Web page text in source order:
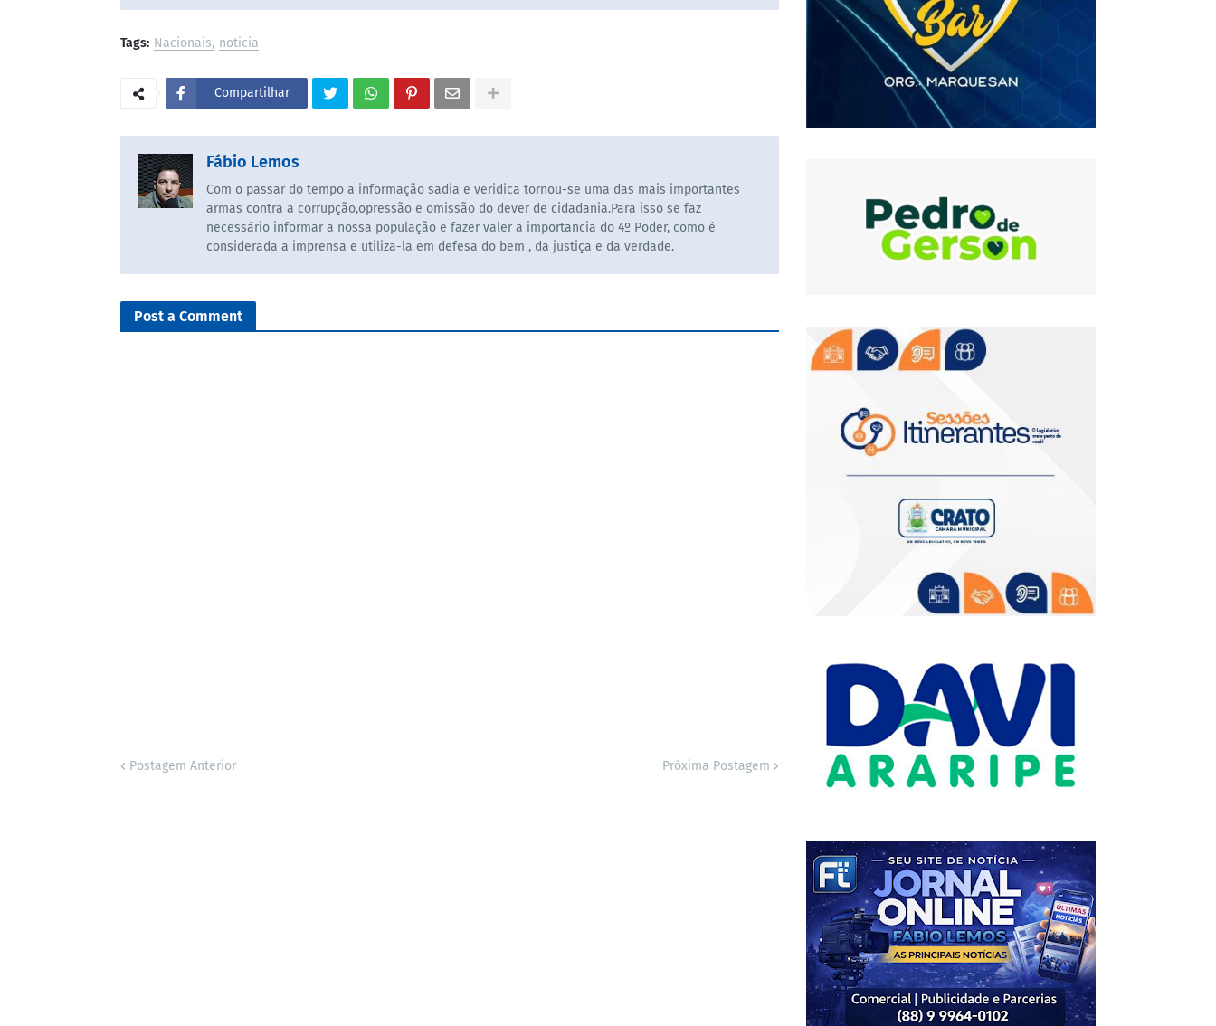
Tags: Nacionais noticia
Compartilhar
Fábio Lemos
Com o passar do tempo a informação sadia e veridica tornou-se uma das mais importantes
armas contra a corrupção,opressão e omissão do dever de cidadania.Para isso se faz
necessário informar a nossa população e fazer valer a importancia do 4º Poder, como é
considerada a imprensa e utiliza-la em defesa do bem , da justiça e da verdade.
Post a Comment
Postagem Anterior Próxima Postagem